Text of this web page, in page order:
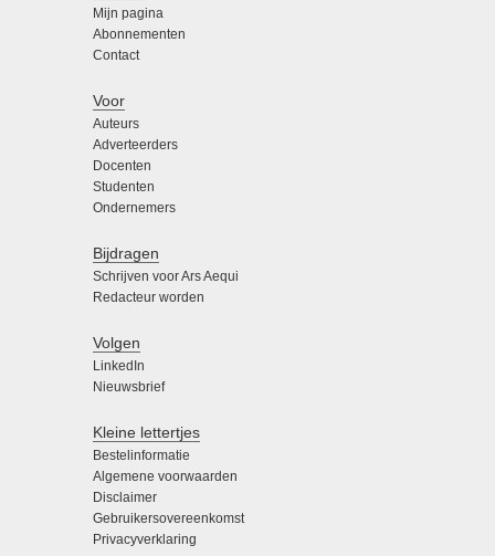
Mijn pagina
Abonnementen
Contact
Voor
Auteurs
Adverteerders
Docenten
Studenten
Ondernemers
Bijdragen
Schrijven voor Ars Aequi
Redacteur worden
Volgen
LinkedIn
Nieuwsbrief
Kleine lettertjes
Bestelinformatie
Algemene voorwaarden
Disclaimer
Gebruikersovereenkomst
Privacyverklaring